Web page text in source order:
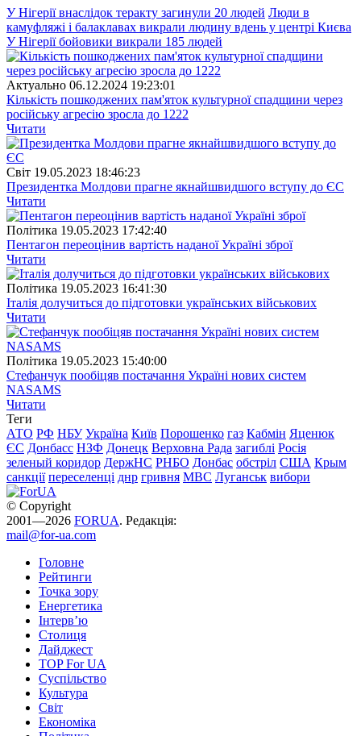
У Нігерії внаслідок теракту загинули 20 людей Люди в
камуфляжі і балаклавах викрали людину вдень у центрі Києва
У Нігерії бойовики викрали 185 людей
Актуально 06.12.2024 19:23:01
Кількість пошкоджених пам'яток культурної спадщини через
російську агресію зросла до 1222
Читати
Свiт 19.05.2023 18:46:23
Президентка Молдови прагне якнайшвидшого вступу до ЄС
Читати
Полiтика 19.05.2023 17:42:40
Пентагон переоцінив вартість наданої Україні зброї
Читати
Полiтика 19.05.2023 16:41:30
Італія долучиться до підготовки українських військових
Читати
Полiтика 19.05.2023 15:40:00
Стефанчук пообіцяв постачання Україні нових систем
NASAMS
Читати
Теги
АТО РФ НБУ Україна Київ Порошенко газ Кабмін Яценюк
ЄС Донбасс НЗФ Донецк Верховна Рада загиблі Росія
зеленый коридор ДержНС РНБО Донбас обстріл США Крым
санкції переселенці днр гривня МВС Луганськ вибори
© Copyright
2001—2026 FORUA. Редакція:
mail@for-ua.com
Головне
Рейтинги
Точка зору
Енергетика
Інтерв’ю
Столиця
Дайджест
TOP For UA
Суспiльство
Культура
Світ
Економіка